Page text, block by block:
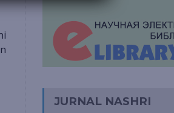
JURNAL NASHRI